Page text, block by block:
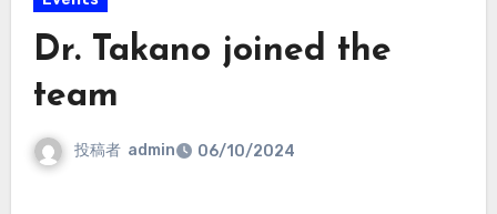
Dr. Takano joined the
team
投稿者 admin 06/10/2024